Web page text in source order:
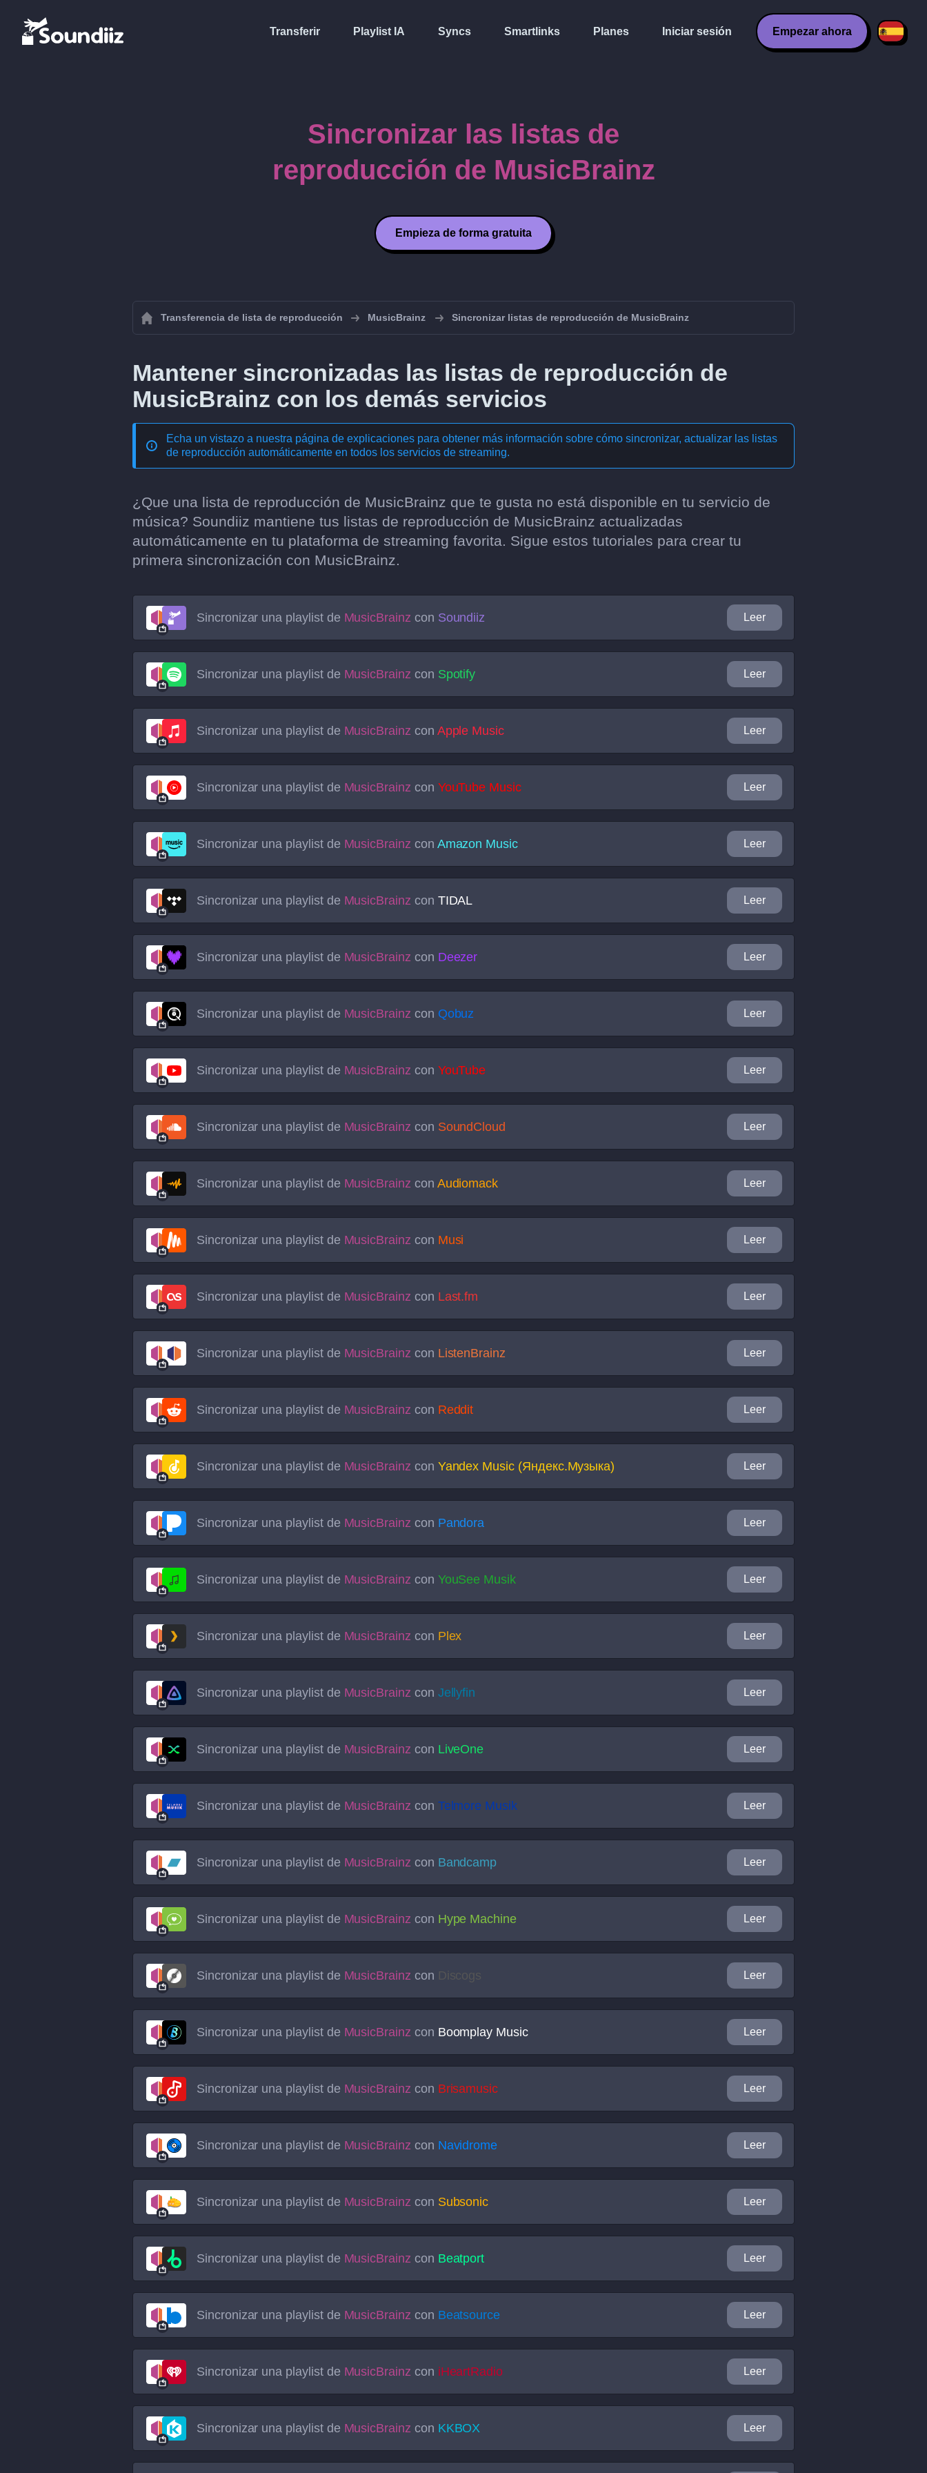
Transferir Playlist IA Syncs Smartlinks Planes Iniciar sesión Empezar ahora
Sincronizar las listas de
reproducción de MusicBrainz
Empieza de forma gratuita
Transferencia de lista de reproducción MusicBrainz Sincronizar listas de reproducción de MusicBrainz
Mantener sincronizadas las listas de reproducción de
MusicBrainz con los demás servicios
Echa un vistazo a nuestra página de explicaciones para obtener más información sobre cómo sincronizar, actualizar las listas
de reproducción automáticamente en todos los servicios de streaming.
¿Que una lista de reproducción de MusicBrainz que te gusta no está disponible en tu servicio de
música? Soundiiz mantiene tus listas de reproducción de MusicBrainz actualizadas
automáticamente en tu plataforma de streaming favorita. Sigue estos tutoriales para crear tu
primera sincronización con MusicBrainz.
Sincronizar una playlist de MusicBrainz con Soundiiz Leer
Sincronizar una playlist de MusicBrainz con Spotify Leer
Sincronizar una playlist de MusicBrainz con Apple Music Leer
Sincronizar una playlist de MusicBrainz con YouTube Music Leer
Sincronizar una playlist de MusicBrainz con Amazon Music Leer
Sincronizar una playlist de MusicBrainz con TIDAL Leer
Sincronizar una playlist de MusicBrainz con Deezer Leer
Sincronizar una playlist de MusicBrainz con Qobuz Leer
Sincronizar una playlist de MusicBrainz con YouTube Leer
Sincronizar una playlist de MusicBrainz con SoundCloud Leer
Sincronizar una playlist de MusicBrainz con Audiomack Leer
Sincronizar una playlist de MusicBrainz con Musi Leer
Sincronizar una playlist de MusicBrainz con Last.fm Leer
Sincronizar una playlist de MusicBrainz con ListenBrainz Leer
Sincronizar una playlist de MusicBrainz con Reddit Leer
Sincronizar una playlist de MusicBrainz con Yandex Music (Яндекс.Музыка) Leer
Sincronizar una playlist de MusicBrainz con Pandora Leer
Sincronizar una playlist de MusicBrainz con YouSee Musik Leer
Sincronizar una playlist de MusicBrainz con Plex Leer
Sincronizar una playlist de MusicBrainz con Jellyfin Leer
Sincronizar una playlist de MusicBrainz con LiveOne Leer
Sincronizar una playlist de MusicBrainz con Telmore Musik Leer
Sincronizar una playlist de MusicBrainz con Bandcamp Leer
Sincronizar una playlist de MusicBrainz con Hype Machine Leer
Sincronizar una playlist de MusicBrainz con Discogs Leer
Sincronizar una playlist de MusicBrainz con Boomplay Music Leer
Sincronizar una playlist de MusicBrainz con Brisamusic Leer
Sincronizar una playlist de MusicBrainz con Navidrome Leer
Sincronizar una playlist de MusicBrainz con Subsonic Leer
Sincronizar una playlist de MusicBrainz con Beatport Leer
Sincronizar una playlist de MusicBrainz con Beatsource Leer
Sincronizar una playlist de MusicBrainz con iHeartRadio Leer
Sincronizar una playlist de MusicBrainz con KKBOX Leer